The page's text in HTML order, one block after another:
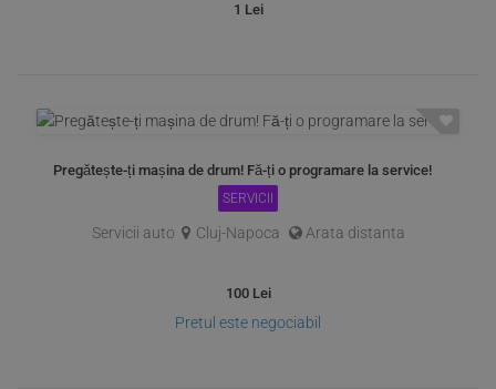
1 Lei
Pregătește-ți mașina de drum! Fă-ți o programare la service!
SERVICII
Servicii auto Cluj-Napoca Arata distanta
100 Lei
Pretul este negociabil